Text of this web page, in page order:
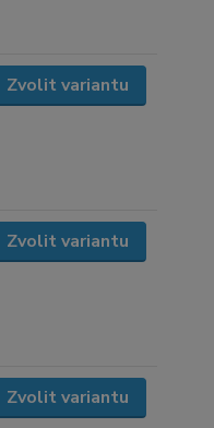
Zvolit variantu
Zvolit variantu
Zvolit variantu